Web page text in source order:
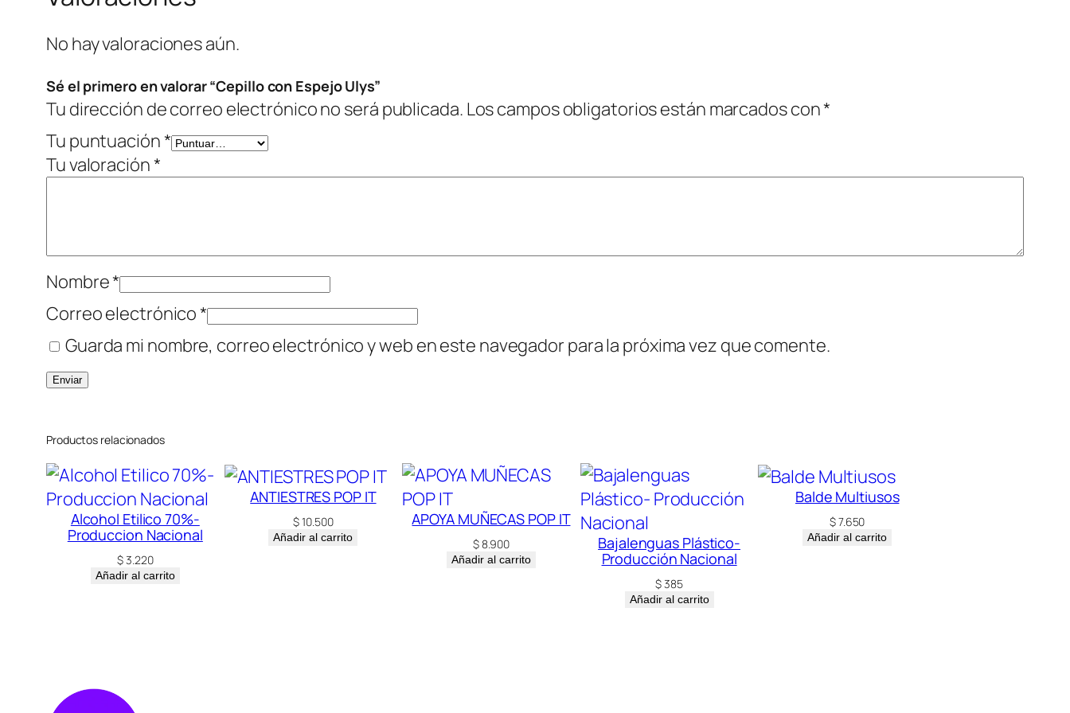
No hay valoraciones aún.
Sé el primero en valorar “Cepillo con Espejo Ulys”
Tu dirección de correo electrónico no será publicada. Los campos obligatorios están marcados con*
Tu puntuación*
Tu valoración*
Nombre*
Correo electrónico*
Guarda mi nombre, correo electrónico y web en este navegador para la próxima vez que comente.
Productos relacionados
Alcohol Etilico 70%-
Produccion Nacional
$3.220
Añadir al carrito
ANTIESTRES POP IT
$10.500
Añadir al carrito
APOYA MUÑECAS POP IT
$8.900
Añadir al carrito
Bajalenguas Plástico-
Producción Nacional
$385
Añadir al carrito
Balde Multiusos
$7.650
Añadir al carrito